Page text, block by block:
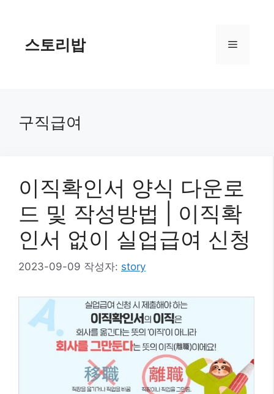
스토리밥 메
구직급여
이직확인서 양식 다운로
드 및 작성방법 | 이직확
인서 없이 실업급여 신청
2023-09-09 작성자: story